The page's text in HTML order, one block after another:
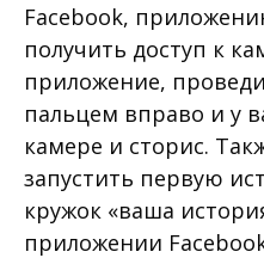
Facebook,
получить доступ к
приложение,
пальцем вправо и у
камере и сторис.
запустить первую
кружок «ваша
приложении